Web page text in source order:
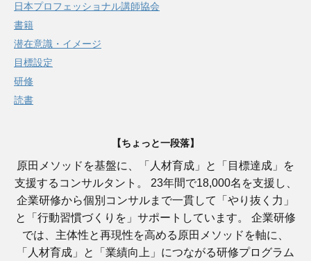
日本プロフェッショナル講師協会
書籍
潜在意識・イメージ
目標設定
研修
読書
【ちょっと一段落】
原田メソッドを基盤に、「人材育成」と「目標達成」を
支援するコンサルタント。 23年間で18,000名を支援し、
企業研修から個別コンサルまで一貫して「やり抜く力」
と「行動習慣づくりを」サポートしています。 企業研修
では、主体性と再現性を高める原田メソッドを軸に、
「人材育成」と「業績向上」につながる研修プログラム